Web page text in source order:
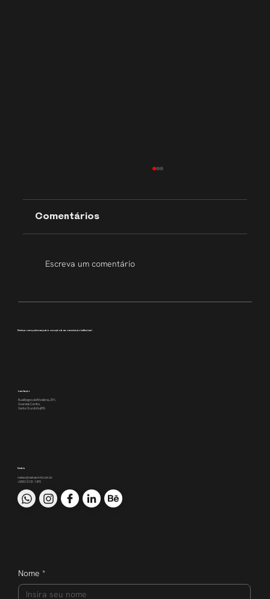
Comentários
Escreva um comentário
Conheça como podemos apoiar a execução da sua comunicação institucional
Rua Borges de Medeiros, 391,
2o andar, Centro,
Santa Cruz do Sul/RS
Contato
nakao@nakaomkt.com.br
+55 51 3121-1470
Nome *